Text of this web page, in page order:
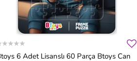
6 Adet Lisanslı 60 Parça Btoys Can